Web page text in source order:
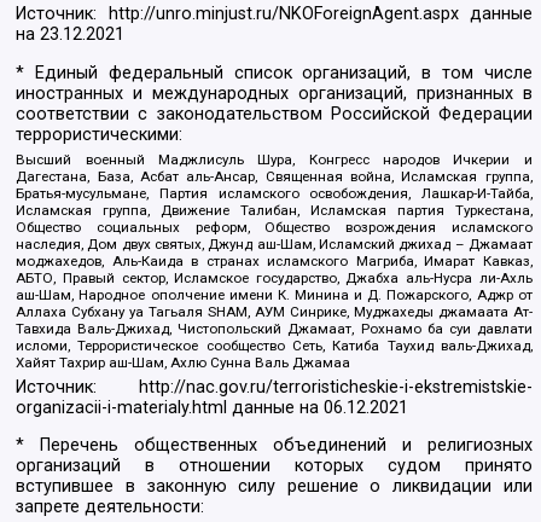
Источник: http://unro.minjust.ru/NKOForeignAgent.aspxданные
на23.12.2021
* Единый федеральный список организаций, в том числе
иностранных и международных организаций, признанных в
соответствии с законодательством Российской Федерации
террористическими:
Высший военный Маджлисуль Шура, Конгресс народов Ичкерии и
Дагестана, База, Асбат аль-Ансар, Священная война, Исламская группа,
Братья-мусульмане, Партия исламского освобождения, Лашкар-И-Тайба,
Исламская группа, Движение Талибан, Исламская партия Туркестана,
Общество социальных реформ, Общество возрождения исламского
наследия, Дом двух святых, Джунд аш-Шам, Исламский джихад – Джамаат
моджахедов, Аль-Каида в странах исламского Магриба, Имарат Кавказ,
АБТО, Правый сектор, Исламское государство, Джабха аль-Нусра ли-Ахль
аш-Шам, Народное ополчение имени К. Минина и Д. Пожарского, Аджр от
Аллаха Субхану уа Тагьаля SHAM, АУМ Синрике, Муджахеды джамаата Ат-
Тавхида Валь-Джихад, Чистопольский Джамаат, Рохнамо ба суи давлати
исломи, Террористическое сообщество Сеть, Катиба Таухид валь-Джихад,
Хайят Тахрир аш-Шам, Ахлю Сунна Валь Джамаа
Источник:
http://nac.gov.ru/terroristicheskie-i-ekstremistskie-
organizacii-i-materialy.html данные на06.12.2021
* Перечень общественных объединений и религиозных
организаций в отношении которых судом принято
вступившее в законную силу решение о ликвидации или
запрете деятельности: